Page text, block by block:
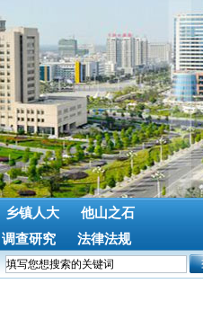
乡镇人大
他山之石
调查研究 法律法规